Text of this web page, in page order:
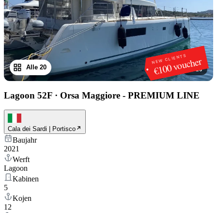
NEW CLIENTS
€100 voucher
1/20
Alle 20
Lagoon 52F · Orsa Maggiore - PREMIUM LINE
Cala dei Sardi | Portisco
Baujahr
2021
Werft
Lagoon
Kabinen
5
Kojen
12